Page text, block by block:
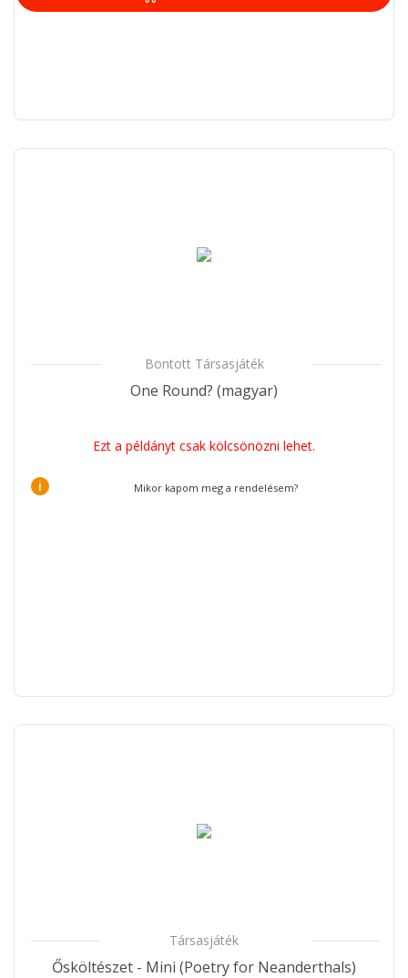
Bontott Társasjáték
One Round? (magyar)
Ezt a példányt csak kölcsönözni lehet.
i Mikor kapom meg a rendelésem?
Társasjáték
Ősköltészet - Mini (Poetry for Neanderthals)